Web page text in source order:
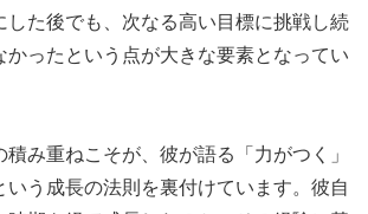
した後でも、次なる高い目標に挑戦し続
かったという点が大きな要素となってい
み重ねこそが、彼が語る「力がつく」
いう成長の法則を裏付けています。彼自